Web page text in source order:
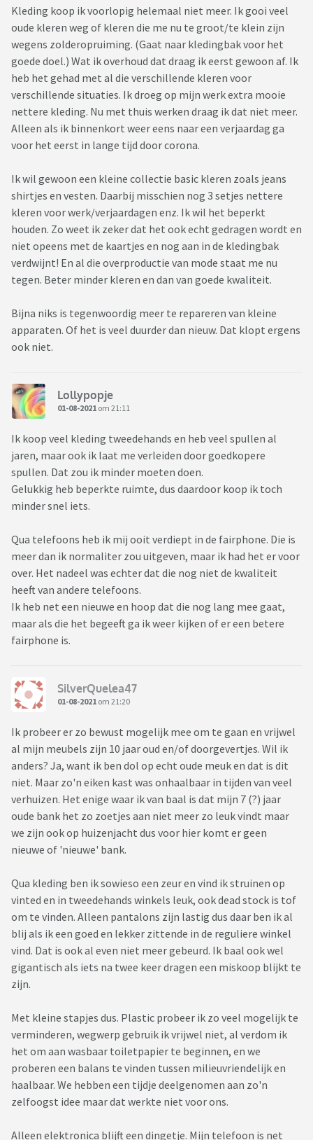
Kleding koop ik voorlopig helemaal niet meer. Ik gooi veel
oude kleren weg of kleren die me nu te groot/te klein zijn
wegens zolderopruiming. (Gaat naar kledingbak voor het
goede doel.) Wat ik overhoud dat draag ik eerst gewoon af. Ik
heb het gehad met al die verschillende kleren voor
verschillende situaties. Ik droeg op mijn werk extra mooie
nettere kleding. Nu met thuis werken draag ik dat niet meer.
Alleen als ik binnenkort weer eens naar een verjaardag ga
voor het eerst in lange tijd door corona.
Ik wil gewoon een kleine collectie basic kleren zoals jeans
shirtjes en vesten. Daarbij misschien nog 3 setjes nettere
kleren voor werk/verjaardagen enz. Ik wil het beperkt
houden. Zo weet ik zeker dat het ook echt gedragen wordt en
niet opeens met de kaartjes en nog aan in de kledingbak
verdwijnt! En al die overproductie van mode staat me nu
tegen. Beter minder kleren en dan van goede kwaliteit.
Bijna niks is tegenwoordig meer te repareren van kleine
apparaten. Of het is veel duurder dan nieuw. Dat klopt ergens
ook niet.
Lollypopje
01-08-2021 om 21:11
Ik koop veel kleding tweedehands en heb veel spullen al
jaren, maar ook ik laat me verleiden door goedkopere
spullen. Dat zou ik minder moeten doen.
Gelukkig heb beperkte ruimte, dus daardoor koop ik toch
minder snel iets.
Qua telefoons heb ik mij ooit verdiept in de fairphone. Die is
meer dan ik normaliter zou uitgeven, maar ik had het er voor
over. Het nadeel was echter dat die nog niet de kwaliteit
heeft van andere telefoons.
Ik heb net een nieuwe en hoop dat die nog lang mee gaat,
maar als die het begeeft ga ik weer kijken of er een betere
fairphone is.
SilverQuelea47
01-08-2021 om 21:20
Ik probeer er zo bewust mogelijk mee om te gaan en vrijwel
al mijn meubels zijn 10 jaar oud en/of doorgevertjes. Wil ik
anders? Ja, want ik ben dol op echt oude meuk en dat is dit
niet. Maar zo'n eiken kast was onhaalbaar in tijden van veel
verhuizen. Het enige waar ik van baal is dat mijn 7 (?) jaar
oude bank het zo zoetjes aan niet meer zo leuk vindt maar
we zijn ook op huizenjacht dus voor hier komt er geen
nieuwe of 'nieuwe' bank.
Qua kleding ben ik sowieso een zeur en vind ik struinen op
vinted en in tweedehands winkels leuk, ook dead stock is tof
om te vinden. Alleen pantalons zijn lastig dus daar ben ik al
blij als ik een goed en lekker zittende in de reguliere winkel
vind. Dat is ook al even niet meer gebeurd. Ik baal ook wel
gigantisch als iets na twee keer dragen een miskoop blijkt te
zijn.
Met kleine stapjes dus. Plastic probeer ik zo veel mogelijk te
verminderen, wegwerp gebruik ik vrijwel niet, al verdom ik
het om aan wasbaar toiletpapier te beginnen, en we
proberen een balans te vinden tussen milieuvriendelijk en
haalbaar. We hebben een tijdje deelgenomen aan zo'n
zelfoogst idee maar dat werkte niet voor ons.
Alleen elektronica blijft een dingetje. Mijn telefoon is net